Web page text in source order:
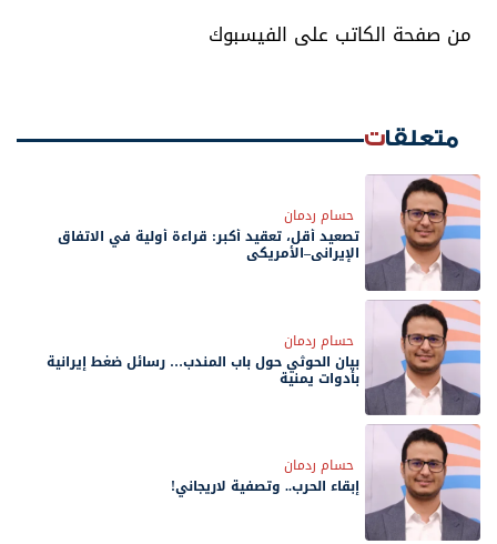
من صفحة الكاتب على الفيسبوك
متعلقات
حسام ردمان
تصعيد أقل، تعقيد أكبر: قراءة أولية في الاتفاق
الإيراني–الأمريكي
حسام ردمان
بيان الحوثي حول باب المندب… رسائل ضغط إيرانية
بأدوات يمنية
حسام ردمان
إبقاء الحرب.. وتصفية لاريجاني!